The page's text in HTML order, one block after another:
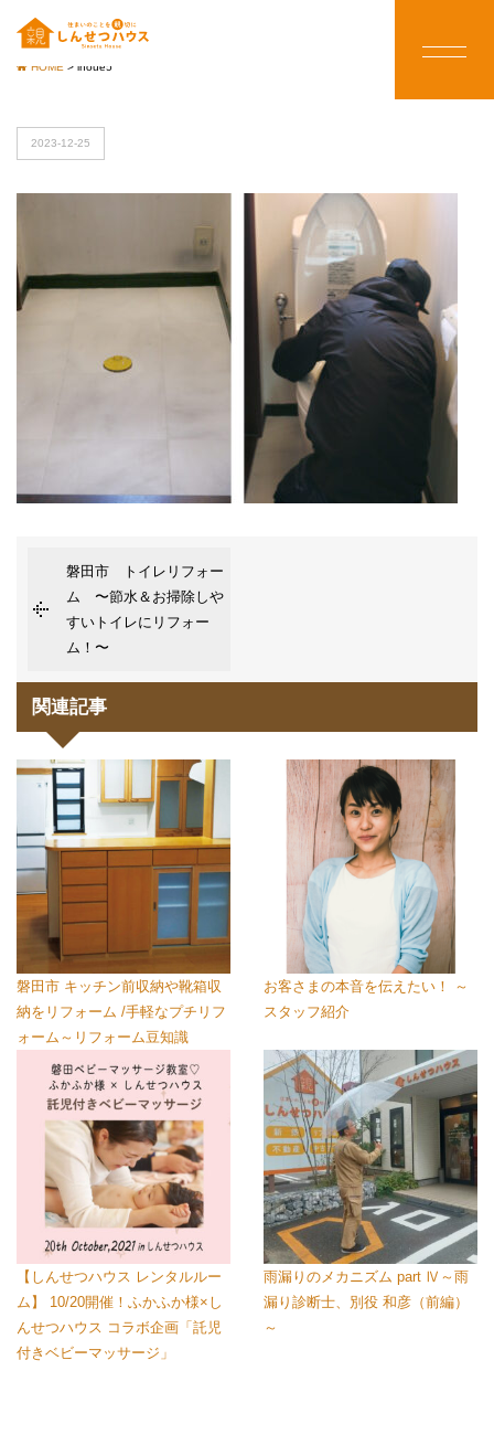
HOME > inoue5
2023-12-25
磐田市 トイレリフォー
ム 〜節水＆お掃除しや
すいトイレにリフォー
ム！〜
関連記事
磐田市 キッチン前収納や靴箱収
納をリフォーム /手軽なプチリフ
ォーム～リフォーム豆知識
お客さまの本音を伝えたい！ ～
スタッフ紹介
【しんせつハウス レンタルルー
ム】 10/20開催！ふかふか様×し
んせつハウス コラボ企画「託児
付きベビーマッサージ」
雨漏りのメカニズム part Ⅳ～雨
漏り診断士、別役 和彦（前編）
～